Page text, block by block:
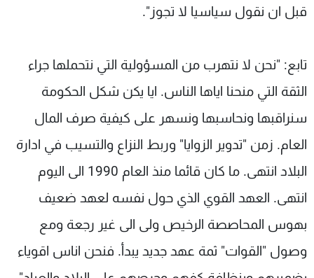
قبل ان نقول سياسيا لا تجوز".
تابع: "نحن لا نتهرب من المسؤولية التي نتحملها جراء
الثقة التي منحنا اياها الناس. ايا يكن شكل الحكومة
سنراقبها ونحاسبها ونسهر على كيفية صرف المال
العام. زمن "تدوير الزوايا" وربط النزاع والتسيب في ادارة
البلاد انتهى. ما كان قائما منذ العام 1990 الى اليوم
انتهى. العهد القوي الذي حول نفسه لعهد ضعيف
بهوس المحاصصة الرخيص ولى الى غير رجعة ومع
وصول "القوات" ثمة عهد جديد يبدأ. فنحن اناس اقوياء